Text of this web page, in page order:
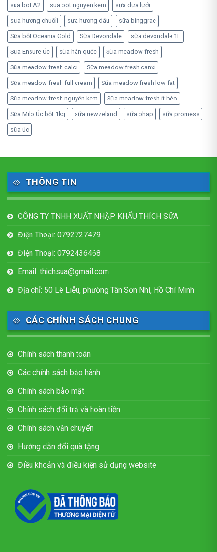
sua bot A2 sua bot nguyen kem sưa dưa lưới
sưa hương chuốii sưa hương dâu sữa binggrae
Sữa bột Oceania Gold Sữa Devondale sữa devondale 1L
Sữa Ensure Úc sữa hàn quốc Sữa meadow fresh
Sữa meadow fresh calci Sữa meadow fresh canxi
Sữa meadow fresh full cream Sữa meadow fresh low fat
Sữa meadow fresh nguyên kem Sữa meadow fresh ít béo
Sữa Milo Úc bột 1kg sữa newzeland sữa phap sữa promess
sữa úc
THÔNG TIN
CÔNG TY TNHH XUẤT NHẬP KHẨU THÍCH SỮA
Điện Thoại: 0792727479
Điện Thoại: 0792436468
Email: thichsua@gmail.com
Địa chỉ: 50 Lê Liễu, phường Tân Sơn Nhì, Hồ Chí Minh
CÁC CHÍNH SÁCH CHUNG
Chính sách thanh toán
Các chính sách bảo hành
Chính sách bảo mật
Chính sách đổi trả và hoàn tiền
Chính sách vận chuyển
Hướng dẫn đổi quà tặng
Điều khoản và điều kiện sử dụng website